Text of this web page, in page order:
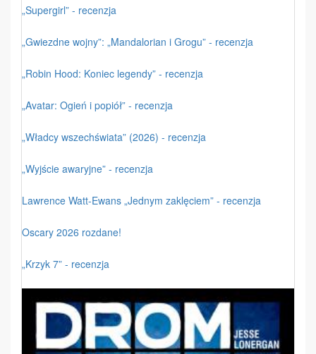
„Supergirl” - recenzja
„Gwiezdne wojny”: „Mandalorian i Grogu” - recenzja
„Robin Hood: Koniec legendy” - recenzja
„Avatar: Ogień i popiół” - recenzja
„Władcy wszechświata” (2026) - recenzja
„Wyjście awaryjne” - recenzja
Lawrence Watt-Ewans „Jednym zaklęciem” - recenzja
Oscary 2026 rozdane!
„Krzyk 7” - recenzja